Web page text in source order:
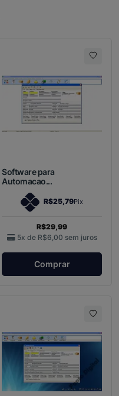
Software para
Automacao...
R$25,79Pix
R$29,99
5x de R$6,00 sem juros
Comprar